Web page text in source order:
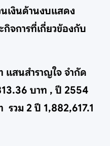
นเงินด้านงบแสดง
จการที่เกี่ยวข้องกับ
สนสำราญใจ จำกัด
บาท , ปี 2554
วม 2 ปี 1,882,617.1